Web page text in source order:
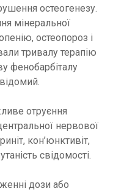
остеогенезу.
мінеральної
остеопороз і
тривалу терапію
фенобарбіталу
отруєння
нервової
кон’юнктивіт,
свідомості.
дози або